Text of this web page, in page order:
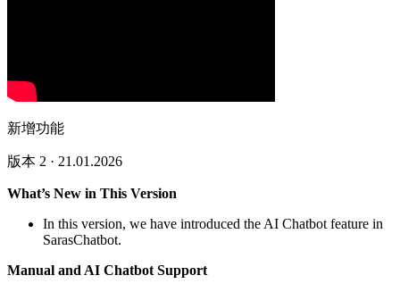
新增功能
版本 2 · 21.01.2026
What’s New in This Version
In this version, we have introduced the AI Chatbot feature in
SarasChatbot.
Manual and AI Chatbot Support